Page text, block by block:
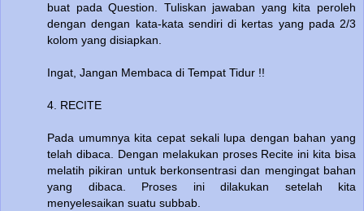
buat pada Question. Tuliskan jawaban yang kita peroleh
dengan dengan kata-kata sendiri di kertas yang pada 2/3
kolom yang disiapkan.
Ingat, Jangan Membaca di Tempat Tidur !!
4. RECITE
Pada umumnya kita cepat sekali lupa dengan bahan yang
telah dibaca. Dengan melakukan proses Recite ini kita bisa
melatih pikiran untuk berkonsentrasi dan mengingat bahan
yang dibaca. Proses ini dilakukan setelah kita
menyelesaikan suatu subbab.